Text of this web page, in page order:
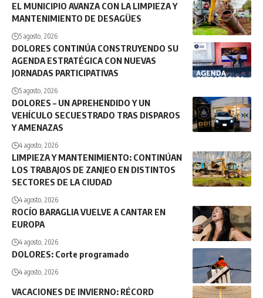
EL MUNICIPIO AVANZA CON LA LIMPIEZA Y
MANTENIMIENTO DE DESAGÜES
5 agosto, 2026
DOLORES CONTINÚA CONSTRUYENDO SU
AGENDA ESTRATÉGICA CON NUEVAS
JORNADAS PARTICIPATIVAS
5 agosto, 2026
DOLORES – UN APREHENDIDO Y UN
VEHÍCULO SECUESTRADO TRAS DISPAROS
Y AMENAZAS
4 agosto, 2026
LIMPIEZA Y MANTENIMIENTO: CONTINÚAN
LOS TRABAJOS DE ZANJEO EN DISTINTOS
SECTORES DE LA CIUDAD
4 agosto, 2026
ROCÍO BARAGLIA VUELVE A CANTAR EN
EUROPA
4 agosto, 2026
DOLORES: Corte programado
4 agosto, 2026
VACACIONES DE INVIERNO: RÉCORD